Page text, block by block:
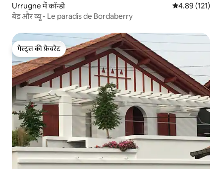
Urrugne में कॉन्डो औसत रेटिंग 5 में से
4.89 (121)
बेड और व्यू - Le paradis de Bordaberry
गेस्ट्स की फ़ेवरेट
गेस्ट्स की फ़ेवरेट